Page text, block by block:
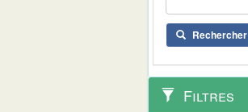
Rechercher
Filtres